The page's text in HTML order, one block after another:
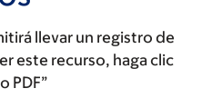
llevar un registro de
este recurso, haga clic
PDF”